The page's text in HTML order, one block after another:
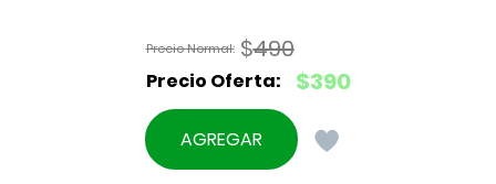
$490
El
precio
original
$390
El
precio
actual
AGREGAR